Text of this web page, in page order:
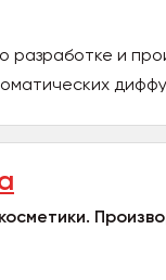
разработке и